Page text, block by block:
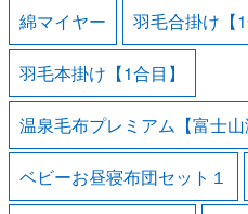
綿マイヤー 羽毛合掛け【1
羽毛本掛け【1合目】
温泉毛布プレミアム【富士山
ベビーお昼寝布団セット１